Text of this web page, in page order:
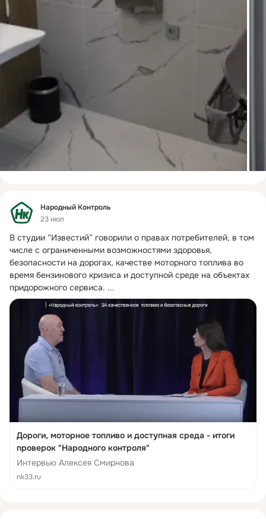
Фид
Народный Контроль
23 июл
В студии “Известий” говорили о правах потребителей, в том
числе с ограниченными возможностями здоровья,
безопасности на дорогах, качестве моторного топлива во
время бензинового кризиса и доступной среде на объектах
придорожного сервиса. ...
Дороги, моторное топливо и доступная среда - итоги
проверок "Народного контроля"
Интервью Алексея Смирнова
nk33.ru